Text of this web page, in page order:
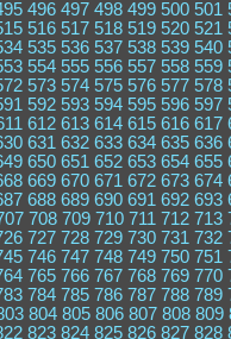
496 497 498 499 500 501
516 517 518 519 520 521
535 536 537 538 539 540
554 555 556 557 558 559
573 574 575 576 577 578
592 593 594 595 596 597
612 613 614 615 616 617
631 632 633 634 635 636
650 651 652 653 654 655
669 670 671 672 673 674
688 689 690 691 692 693
708 709 710 711 712 713
727 728 729 730 731 732
746 747 748 749 750 751
765 766 767 768 769 770
784 785 786 787 788 789
804 805 806 807 808 809
823 824 825 826 827 828